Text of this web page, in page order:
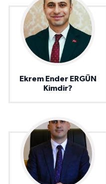
Ekrem Ender ERGÜN
Kimdir?